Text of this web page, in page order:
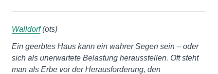
Walldorf(ots)
Ein geerbtes Haus kann ein wahrer Segen sein – oder
sich als unerwartete Belastung herausstellen. Oft steht
man als Erbe vor der Herausforderung, den